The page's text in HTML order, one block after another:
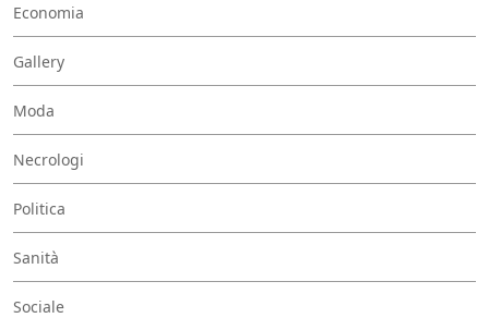
Economia
Gallery
Moda
Necrologi
Politica
Sanità
Sociale